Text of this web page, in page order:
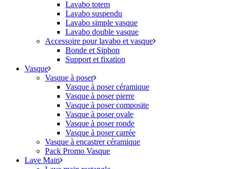
Lavabo totem
Lavabo suspendu
Lavabo simple vasque
Lavabo double vasque
Accessoire pour lavabo et vasque
Bonde et Siphon
Support et fixation
Vasque
Vasque à poser
Vasque à poser céramique
Vasque à poser pierre
Vasque à poser composite
Vasque à poser ovale
Vasque à poser ronde
Vasque à poser carrée
Vasque à encastrer céramique
Pack Promo Vasque
Lave Main